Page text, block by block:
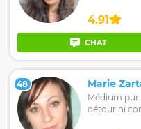
4.91
CHAT
48 Marie
Médium
détour ni